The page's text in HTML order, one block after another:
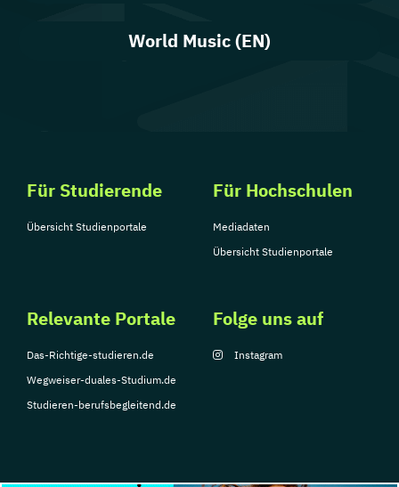
World Music (EN)
Für Studierende
Übersicht Studienportale
Für Hochschulen
Mediadaten
Übersicht Studienportale
Relevante Portale
Das-Richtige-studieren.de
Wegweiser-duales-Studium.de
Studieren-berufsbegleitend.de
Folge uns auf
Instagram